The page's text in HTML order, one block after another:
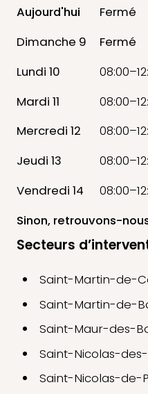
Aujourd'hui
Fermé
Dimanche 9
Fermé
Lundi 10
Mardi 11
Mercredi 12
Jeudi 13
Vendredi 14
Sinon, retrouvons-
Secteurs
Saint-Martin-de-
Saint-Martin-de-
Saint-Maur-des-
Saint-Nicolas-
Saint-Nicolas-de-